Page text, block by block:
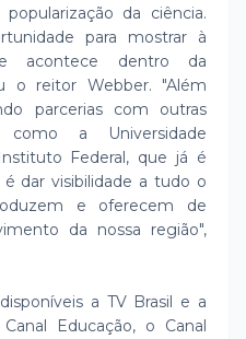
da ciência.
para mostrar à
acontece dentro da
o reitor Webber. "Além
parcerias com outras
a Universidade
Federal, que já é
dar visibilidade a tudo o
e oferecem de
da nossa região",
a TV Brasil e a
Educação, o Canal